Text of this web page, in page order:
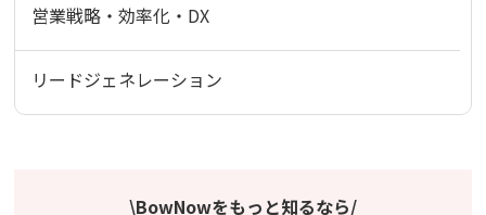
営業戦略・効率化・DX
リードジェネレーション
\BowNowをもっと知るなら/